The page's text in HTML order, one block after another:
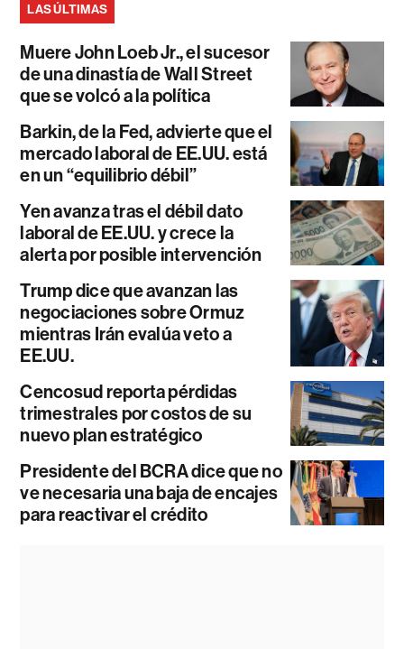
LAS ÚLTIMAS
Muere John Loeb Jr., el sucesor
de una dinastía de Wall Street
que se volcó a la política
Barkin, de la Fed, advierte que el
mercado laboral de EE.UU. está
en un “equilibrio débil”
Yen avanza tras el débil dato
laboral de EE.UU. y crece la
alerta por posible intervención
Trump dice que avanzan las
negociaciones sobre Ormuz
mientras Irán evalúa veto a
EE.UU.
Cencosud reporta pérdidas
trimestrales por costos de su
nuevo plan estratégico
Presidente del BCRA dice que no
ve necesaria una baja de encajes
para reactivar el crédito